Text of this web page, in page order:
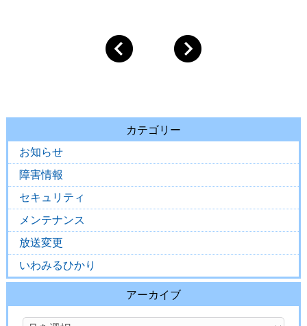
カテゴリー
お知らせ
障害情報
セキュリティ
メンテナンス
放送変更
いわみるひかり
アーカイブ